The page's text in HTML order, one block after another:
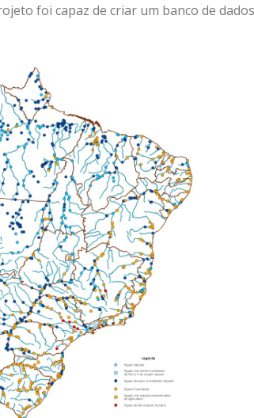
foi capaz de criar um banco de